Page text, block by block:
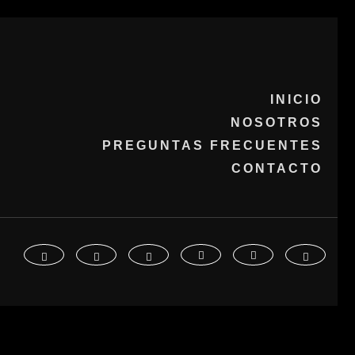
INICIO
NOSOTROS
PREGUNTAS FRECUENTES
CONTACTO